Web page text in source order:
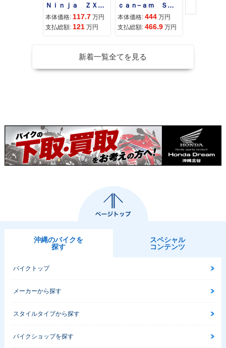
Ｎｉｎｊａ ＺＸ−４Ｒ ＳＥ
本体価格: 117.7 万円
支払総額: 121 万円
ｃａｎ−ａｍ ＳＰＹＤＥＲ ＲＴ ＬＩＭＩＴＥＤ
本体価格: 444 万円
支払総額: 466.9 万円
新着一覧全てを見る
沖縄のバイクを
探す
スペシャル
コンテンツ
バイクトップ
メーカーから探す
スタイルタイプから探す
バイクショップを探す